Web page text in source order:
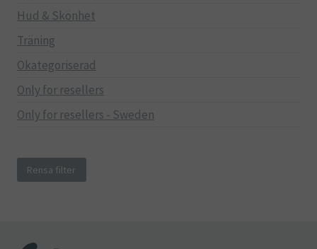
Hud & Skönhet
Träning
Okategoriserad
Only for resellers
Only for resellers - Sweden
Rensa filter